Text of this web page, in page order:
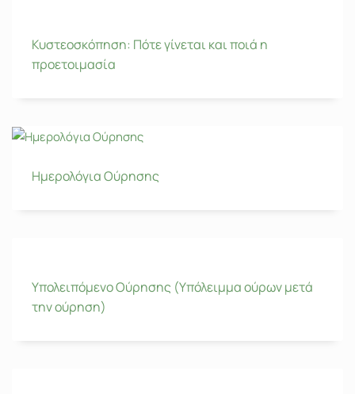
Κυστεοσκόπηση: Πότε γίνεται και ποιά η
προετοιμασία
Ημερολόγια Ούρησης
Υπολειπόμενο Ούρησης (Υπόλειμμα ούρων μετά
την ούρηση)